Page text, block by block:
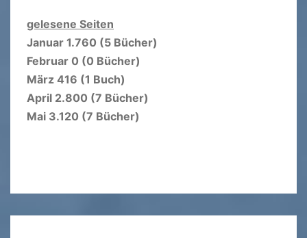
gelesene Seiten
Januar 1.760 (5 Bücher)
Februar 0 (0 Bücher)
März 416 (1 Buch)
April 2.800 (7 Bücher)
Mai 3.120 (7 Bücher)